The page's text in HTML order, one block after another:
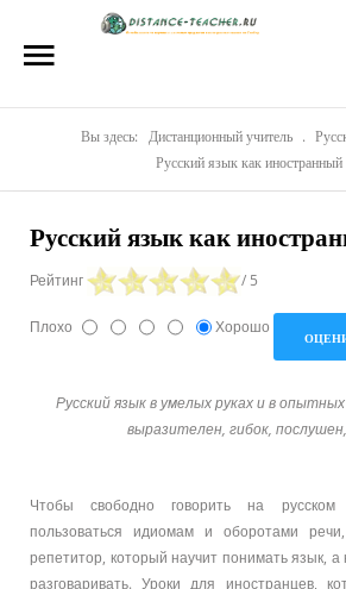
Репетиторы
Стоимость
Акции
Материалы
Контакты
Вы здесь: Дистанционный учитель .
Русский язык как иностранный
Русский язык как
Рейтинг / 5
Плохо Хорошо
Русский язык в умелых руках и в
выразителен, гибок,
Чтобы свободно говорить на
пользоваться идиомам и оборотами
репетитор, который научит понимать язык,
разговаривать. Уроки для иностранцев,